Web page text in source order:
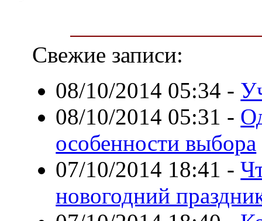
Свежие записи:
08/10/2014 05:34 -
08/10/2014 05:31 -
особенности выбора
07/10/2014 18:41 -
новогодний